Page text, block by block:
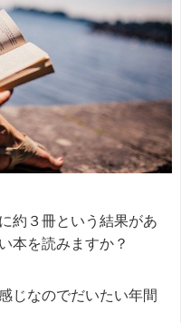
約３冊という結果があ
本を読みますか？
じなのでだいたい年間